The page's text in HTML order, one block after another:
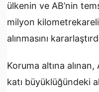
ülkenin ve AB’nin
milyon
alınmasını
Koruma altına
katı büyüklüğündeki